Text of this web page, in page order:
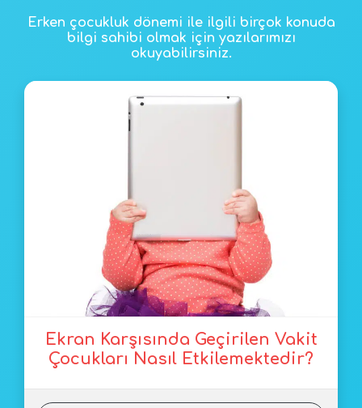
Erken çocukluk dönemi ile ilgili birçok konuda
bilgi sahibi olmak için yazılarımızı
okuyabilirsiniz.
Ekran Karşısında Geçirilen Vakit
Çocukları Nasıl Etkilemektedir?